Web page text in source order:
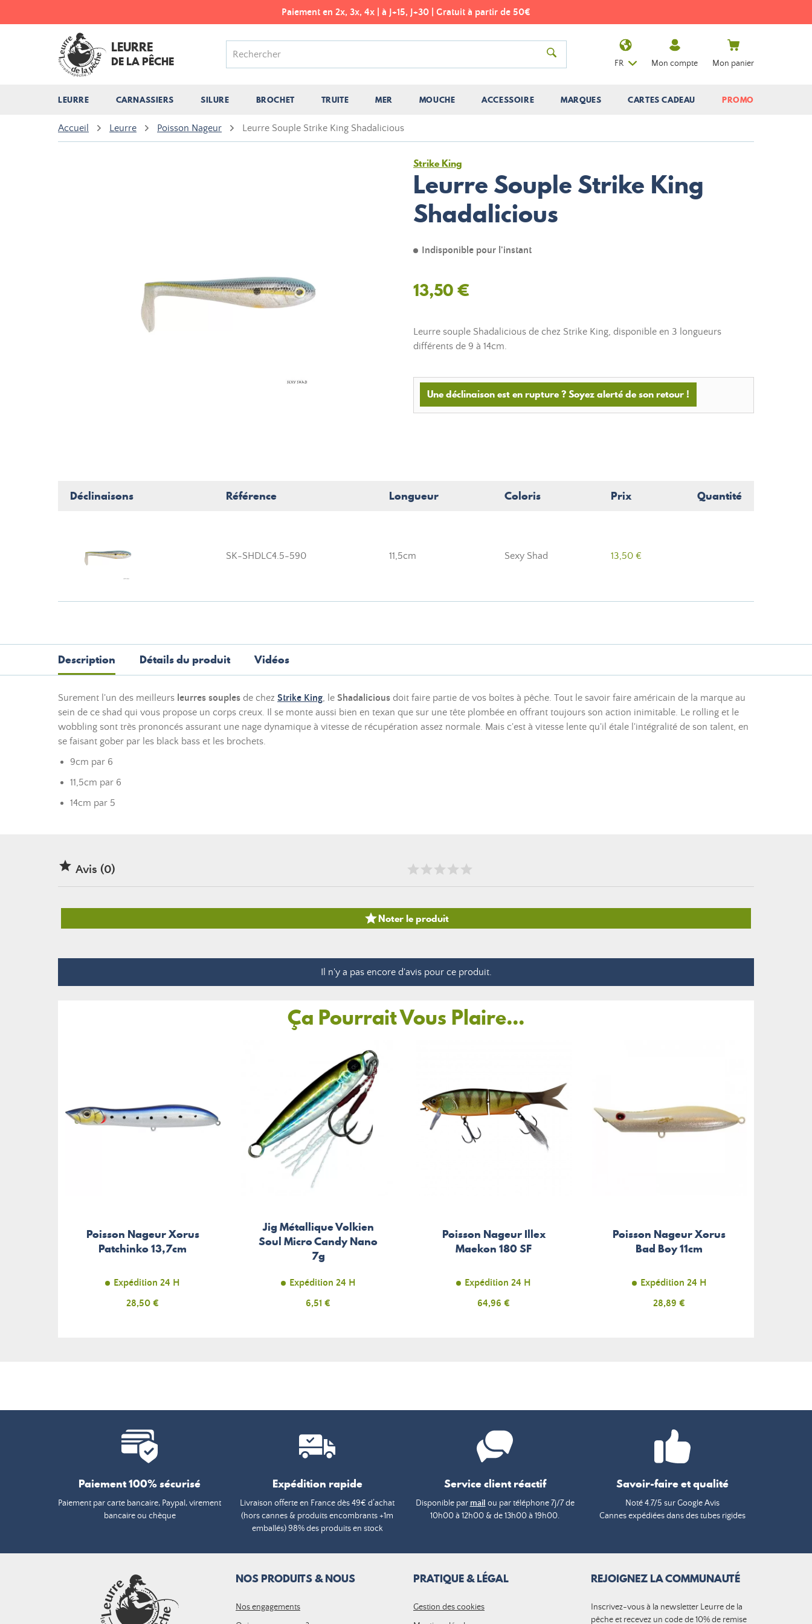
Paiement en 2x, 3x, 4x | à J+15, J+30 | Gratuit à partir de 50€
LEURRE
DE LA PÊCHE
LEURRE CARNASSIERS SILURE BROCHET TRUITE MER MOUCHE ACCESSOIRE MARQUES CARTES CADEAU PROMO
FR Mon compte Mon panier
Accueil Leurre Poisson Nageur Leurre Souple Strike King Shadalicious
Strike King
Leurre Souple Strike King
Shadalicious
Indisponible pour l'instant
13,50 €
Leurre souple Shadalicious de chez Strike King, disponible en 3 longueurs
différents de 9 à 14cm.
Une déclinaison est en rupture ? Soyez alerté de son retour !
Déclinaisons Référence Longueur Coloris Prix Quantité
SK-SHDLC4.5-590 11,5cm Sexy Shad 13,50 €
Description Détails du produit Vidéos
Surement l'un des meilleurs leurres souples de chez Strike King, le Shadalicious doit faire partie de vos boîtes à pêche. Tout le savoir faire américain de la marque au
sein de ce shad qui vous propose un corps creux. Il se monte aussi bien en texan que sur une tête plombée en offrant toujours son action inimitable. Le rolling et le
wobbling sont très prononcés assurant une nage dynamique à vitesse de récupération assez normale. Mais c'est à vitesse lente qu'il étale l'intégralité de son talent, en
se faisant gober par les black bass et les brochets.
9cm par 6
11,5cm par 6
14cm par 5
 Avis (0)
Noter le produit
Il n'y a pas encore d'avis pour ce produit.
Ça Pourrait Vous Plaire...
Poisson Nageur Xorus
Patchinko 13,7cm
Expédition 24 H
Prix
28,50 €
Jig Métallique Volkien
Soul Micro Candy Nano
7g
Expédition 24 H
Prix
6,51 €
Poisson Nageur Illex
Maekon 180 SF
Expédition 24 H
Prix
64,96 €
Poisson Nageur Xorus
Bad Boy 11cm
Expédition 24 H
Prix
28,89 €
Paiement 100% sécurisé
Paiement par carte bancaire, Paypal, virement
bancaire ou chèque
Expédition rapide
Livraison offerte en France dès 49€ d’achat
(hors cannes & produits encombrants +1m
emballés) 98% des produits en stock
Service client réactif
Disponible par mail ou par téléphone 7j/7 de
10h00 à 12h00 & de 13h00 à 19h00.
Savoir-faire et qualité
Noté 4.7/5 sur Google Avis
Cannes expédiées dans des tubes rigides
NOS PRODUITS & NOUS
Nos engagements
PRATIQUE & LÉGAL
Gestion des cookies
REJOIGNEZ LA COMMUNAUTÉ
Inscrivez-vous à la newsletter Leurre de la
pêche et recevez un code de 10% de remise